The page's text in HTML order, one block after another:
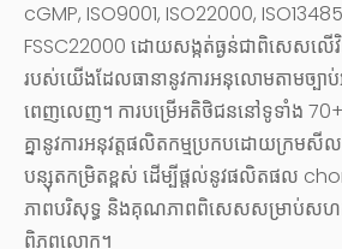
cGMP, ISO9001, ISO22000,
FSSC22000 ដោយសង្កត់ធ្ងន់ជាពិសេសលើ
របស់យើងដែលធានានូវការអនុលោមតាមច្បាប់
ពេញលេញ។ ការបម្រើអតិថិជននៅទូទាំង
គ្នានូវការអនុវត្តផលិតកម្មប្រកបដោយក្រមសី
បន្សុតកម្រិតខ្ពស់ ដើម្បីផ្តល់នូវផលិតផល
ភាពបរិសុទ្ធ និងគុណភាពពិសេសសម្រាប់សហ
ពិភពលោក។